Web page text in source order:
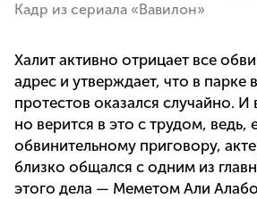
Кадр из сериала «Вавилон»
Халит активно отрицает все
адрес и утверждает, что в парке
протестов оказался случайно.
но верится в это с трудом, ведь,
обвинительному приговору,
близко общался с одним из
этого дела — Меметом Али